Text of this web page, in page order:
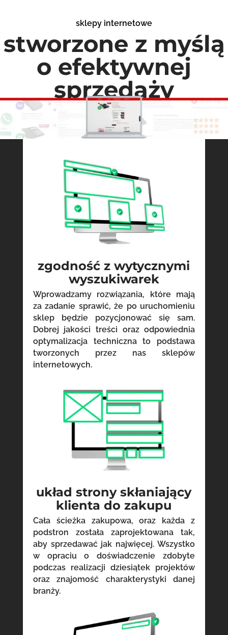
sklepy internetowe
stworzone z myślą
o efektywnej
sprzedaży
zgodność z wytycznymi
wyszukiwarek
Wprowadzamy rozwiązania, które mają
za zadanie sprawić, że po uruchomieniu
sklep będzie pozycjonować się sam.
Dobrej jakości treści oraz odpowiednia
optymalizacja techniczna to podstawa
tworzonych przez nas sklepów
internetowych.
układ strony skłaniający
klienta do zakupu
Cała ścieżka zakupowa, oraz każda z
podstron została zaprojektowana tak,
aby sprzedawać jak najwięcej. Wszystko
w opraciu o doświadczenie zdobyte
podczas realizacji dziesiątek projektów
oraz znajomość charakterystyki danej
branży.